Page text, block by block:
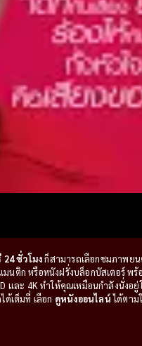
ชั่วโมงก็สามารถเลือกชมภาพย
นติก หรือหนังฝรั่งบล็อกบัสเตอร์ พร้
ละ 4K ทำให้คุณเหมือนกำลังนั่งอยู่
เต็มที่ เลือก ดูหนังออนไลน์ได้ตาม